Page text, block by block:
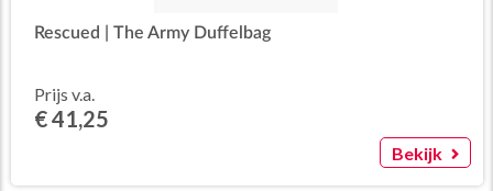
Rescued | The Army Duffelbag
Prijs v.a.
€ 41,25
Bekijk